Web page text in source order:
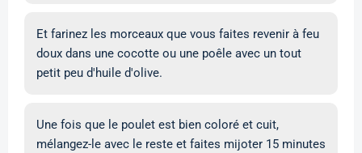
Et farinez les morceaux que vous faites revenir à feu
doux dans une cocotte ou une poêle avec un tout
petit peu d'huile d'olive.
Une fois que le poulet est bien coloré et cuit,
mélangez-le avec le reste et faites mijoter 15 minutes